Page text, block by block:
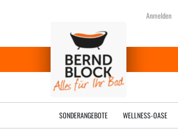
Anmelden
SONDERANGEBOTE WELLNESS-OASE